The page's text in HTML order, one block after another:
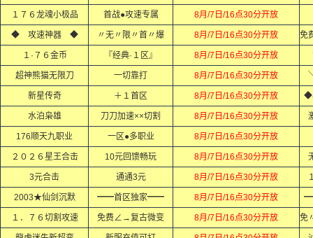
１７６龙魂小极品 首战●攻速专属 8月/7日/16点30分开放
◆ 攻速神器 ◆ 〃无〃限〃首〃爆 8月/7日/16点30分开放
１·７６金币 『经典·１区』 8月/7日/16点30分开放
超神熊猫无限刀 一切靠打 8月/7日/16点30分开放
新星传奇 ＋１首区 8月/7日/16点30分开放 ◆
水泊枭雄 刀刀加速××切割 8月/7日/16点30分开放
176顺天九职业 一区●多职业 8月/7日/16点30分开放
２０２６星王合击 10元回馈畅玩 8月/7日/16点30分开放
3元合击 通通3元 8月/7日/16点30分开放
2003★仙剑沉默 ━━首区独家━━ 8月/7日/16点30分开放
１．７６切割攻速 免费∠→复古微变 8月/7日/16点30分开放